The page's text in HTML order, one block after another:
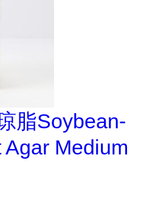
脂Soybean-
Medium